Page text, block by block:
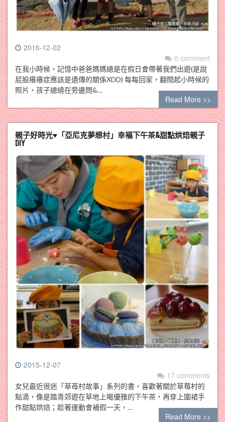
2016-12-02
0 comment
在我小時候，記憶中爸爸媽媽總是在假日會帶著我們出遊(是說
屁股癢癢症應該是遺傳的關係XDD) 每每回家，翻閱起小時候的
照片，孩子總繞在旁邊問&…
Read More >>
親子好時光♥「亞尼克夢想村」幸褔下午茶&甜點烘焙親子
DIY
2015-12-07
17 comments
女兒最近很迷「草苺村故事」系列的書，喜歡著關於草莓村的
點滴，像是踏青郊遊在草地上喝優雅的下午茶，再穿上圍裙手
作甜點烘焙；趁著運動會補假一天，…
Read More >>